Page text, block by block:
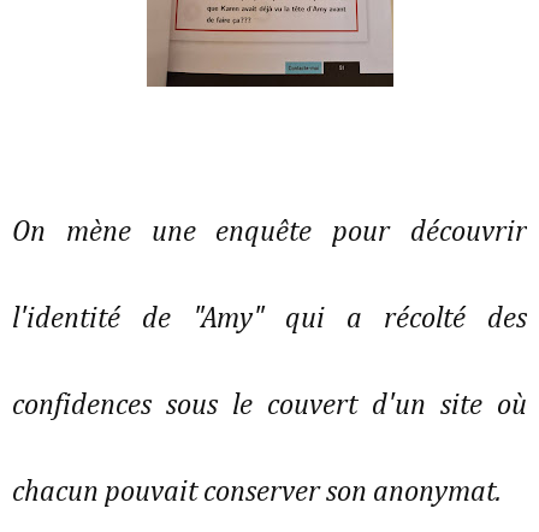
On mène une enquête pour découvrir
l'identité de "Amy" qui a récolté des
confidences sous le couvert d'un site où
chacun pouvait conserver son anonymat.